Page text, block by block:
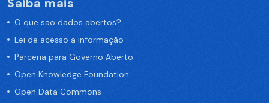
Saiba mais
O que são dados abertos?
Lei de acesso a informação
Parceria para Governo Aberto
Open Knowledge Foundation
Open Data Commons